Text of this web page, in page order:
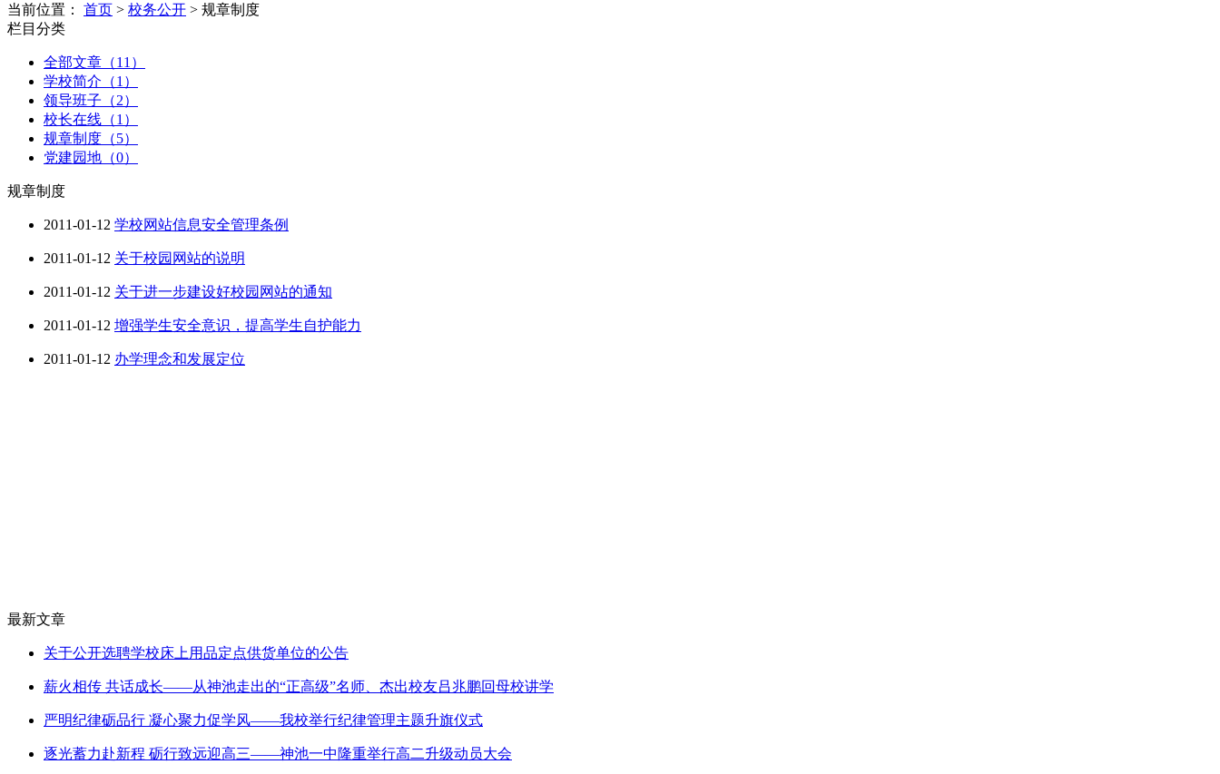
当前位置： 首页 > 校务公开 > 规章制度
栏目分类
全部文章（11）
学校简介（1）
领导班子（2）
校长在线（1）
规章制度（5）
党建园地（0）
规章制度
2011-01-12 学校网站信息安全管理条例
2011-01-12 关于校园网站的说明
2011-01-12 关于进一步建设好校园网站的通知
2011-01-12 增强学生安全意识，提高学生自护能力
2011-01-12 办学理念和发展定位
最新文章
关于公开选聘学校床上用品定点供货单位的公告
薪火相传 共话成长——从神池走出的“正高级”名师、杰出校友吕兆鹏回母校讲学
严明纪律砺品行 凝心聚力促学风——我校举行纪律管理主题升旗仪式
逐光蓄力赴新程 砺行致远迎高三——神池一中隆重举行高二升级动员大会